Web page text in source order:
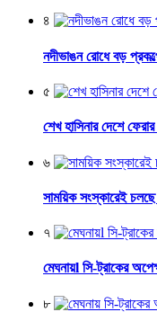
৪
নদীভাঙন রোধে বড়
৫
শেখ হাসিনার দেশে
৬
সাময়িক সংস্কারেই
৭
মেঘনায়l সি-ট্রাকের
৮